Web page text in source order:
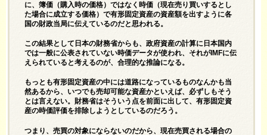
に、簿価（購入時の価格）ではなく時価（現在売り買いするとし
た場合に成立する価格）で有形固定資産の資産額を出すように各
国の財政当局に伝えているのだと思われる。
この結果として日本の財務省からも、政府資産の計算に日本国内
では一般に公表されていない時価データが使われ、それがIMFに伝
えられていると考えるのが、合理的な推論になる。
もっとも有形固定資産の中には道路になっているものなんかも当
然あるから、いつでも売却可能な資産かといえば、必ずしもそう
とは言えない。財務省はそういう点を前面に出して、有形固定資
産の時価評価を排除しようとしているのだろう。
つまり、売買の対象にならないのだから、現在売買される場合の